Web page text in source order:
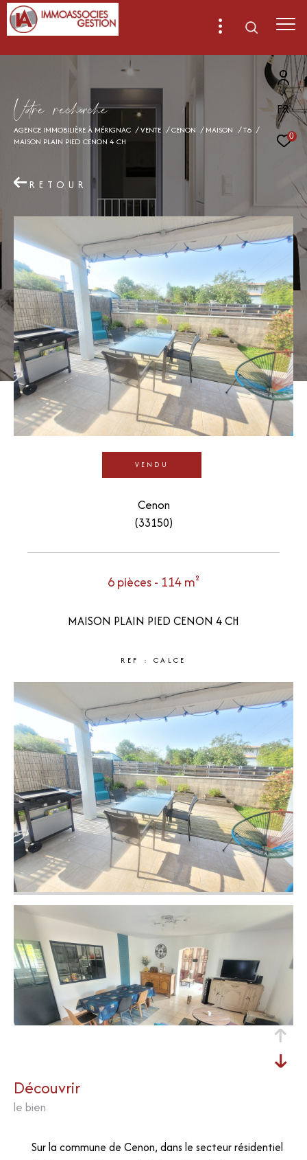
FR
0
Vore recece
AGENCE IMMOBILIÈRE À MÉRIGNAC VENTE CENON MAISON
T6
MAISON PLAIN PIED CENON 4 CH
RETOUR
VENDU
Cenon
(33150)
6 pièces - 114 m²
MAISON PLAIN PIED CENON 4 CH
REF : CALCE
découvrir
le bien
Sur la commune de Cenon, dans le secteur résidentiel